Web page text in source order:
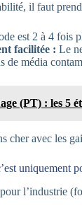
il faut
est 2 à 4 fois
facilitée : Le
de média
(PT) : les 5
cher avec les
uniquement
l’industrie